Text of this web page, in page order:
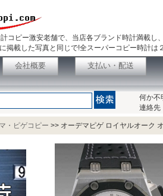
コピー激安老舗で、当店各ブランド時計満載
掲載した写真と同じで!全スーパーコピー時計
会社概要 支払い・配送
何か不
連絡
・ピゲコピー >> オーデマピゲ ロイヤルオーク